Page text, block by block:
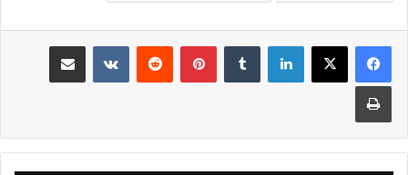
لينكدإن بينتيريست